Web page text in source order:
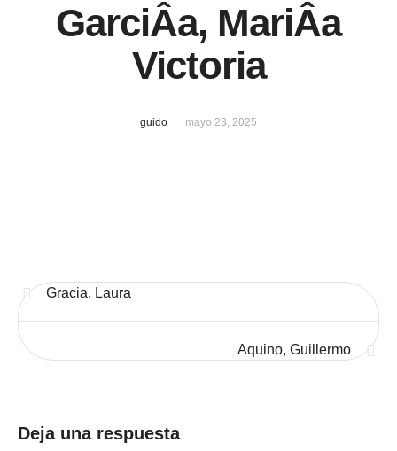
GarciÂ­a, MariÂ­a
Victoria
guido mayo 23, 2025
Gracia, Laura
Aquino, Guillermo
Deja una respuesta